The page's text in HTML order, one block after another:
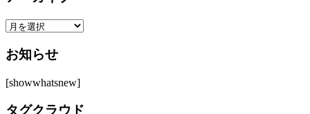
ー
ア
カ
ブ
お知らせ
[showwhatsnew]
タグクラウド